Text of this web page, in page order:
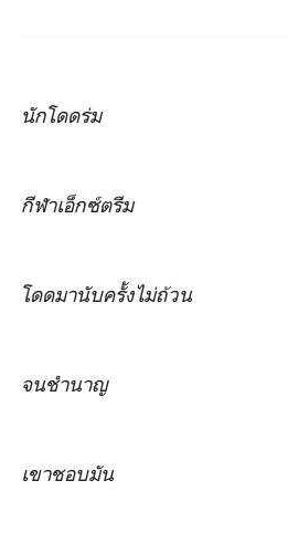
นักโดดร่ม
กีฬาเอ็กซ์ตรีม
โดดมานับครั้งไม่ถ้วน
จนชำนาญ
เขาชอบมัน